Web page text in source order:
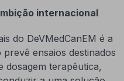
internacional
do DeVMedCanEM é a
ensaios destinados
dosagem terapêutica,